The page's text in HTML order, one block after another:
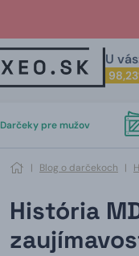
U
Darčeky pre mužov
| Blog o darčekoch |
História